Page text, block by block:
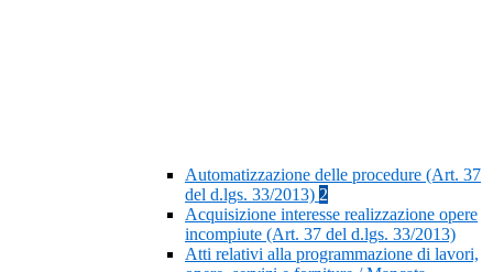
Automatizzazione delle procedure (Art. 37
del d.lgs. 33/2013) 2
Acquisizione interesse realizzazione opere
incompiute (Art. 37 del d.lgs. 33/2013)
Atti relativi alla programmazione di lavori,